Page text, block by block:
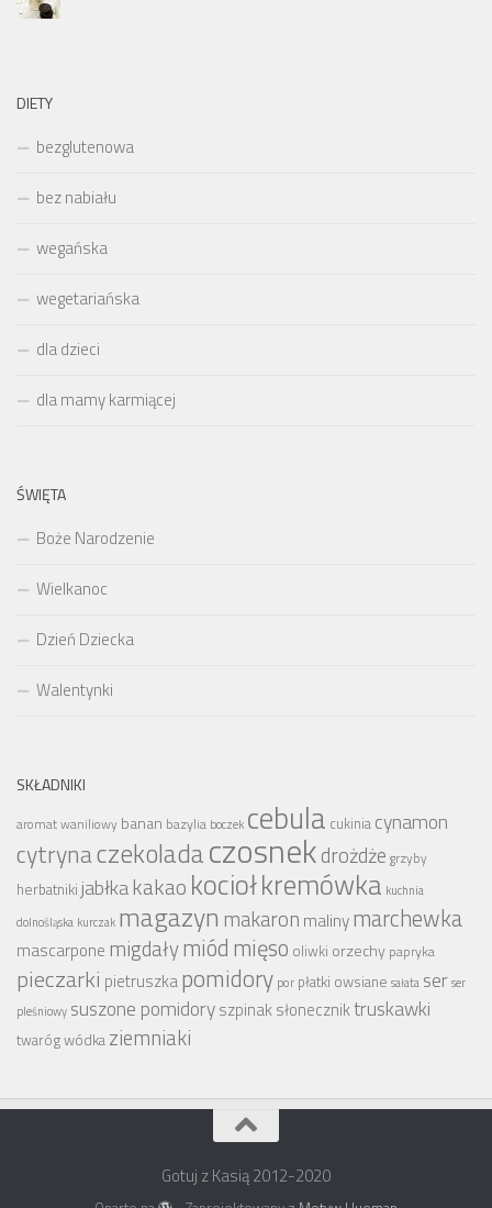
DIETY
bezglutenowa
bez nabiału
wegańska
wegetariańska
dla dzieci
dla mamy karmiącej
ŚWIĘTA
Boże Narodzenie
Wielkanoc
Dzień Dziecka
Walentynki
SKŁADNIKI
aromat waniliowy banan bazylia boczek cebula cukinia cynamon
cytrynaczekoladaczosnekdrożdże grzyby
herbatniki jabłkakakao kociołkremówka kuchnia
dolnośląska kurczak magazyn makaron malinymarchewka
mascarpone migdałymiódmięso oliwki orzechy papryka
pieczarki pietruszkapomidory por płatki owsiane sałata serser
pleśniowy suszone pomidoryszpinaksłoneczniktruskawki
twarógwódka ziemniaki
Gotuj z Kasią 2012-2020